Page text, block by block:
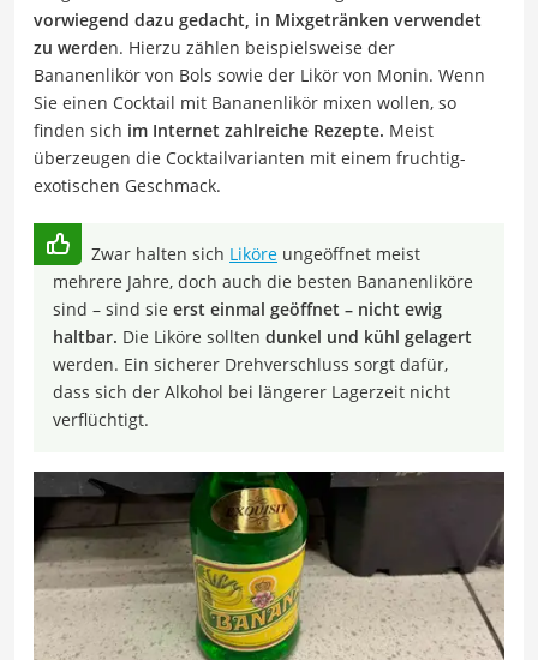
vorwiegend dazu gedacht, in Mixgetränken verwendet
zu werden. Hierzu zählen beispielsweise der
Bananenlikör von Bols sowie der Likör von Monin. Wenn
Sie einen Cocktail mit Bananenlikör mixen wollen, so
finden sich im Internet zahlreiche Rezepte. Meist
überzeugen die Cocktailvarianten mit einem fruchtig-
exotischen Geschmack.
Zwar halten sich Liköre ungeöffnet meist
mehrere Jahre, doch auch die besten Bananenliköre
sind – sind sie erst einmal geöffnet – nicht ewig
haltbar. Die Liköre sollten dunkel und kühl gelagert
werden. Ein sicherer Drehverschluss sorgt dafür,
dass sich der Alkohol bei längerer Lagerzeit nicht
verflüchtigt.